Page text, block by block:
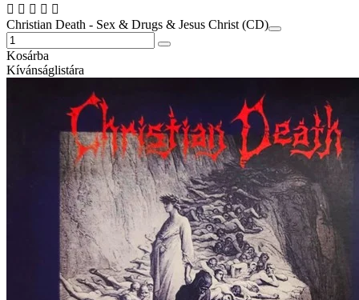
Christian Death - Sex & Drugs & Jesus Christ (CD)
Kosárba
Kívánságlistára